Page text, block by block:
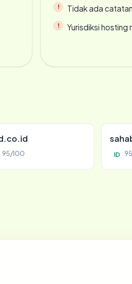
Tidak ada
Yurisdiksi
95/100 ID